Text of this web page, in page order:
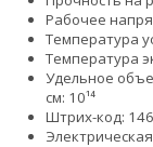
Рабочее
Температура
Температура
Удельное
см: 10¹⁴
Штрих-код: